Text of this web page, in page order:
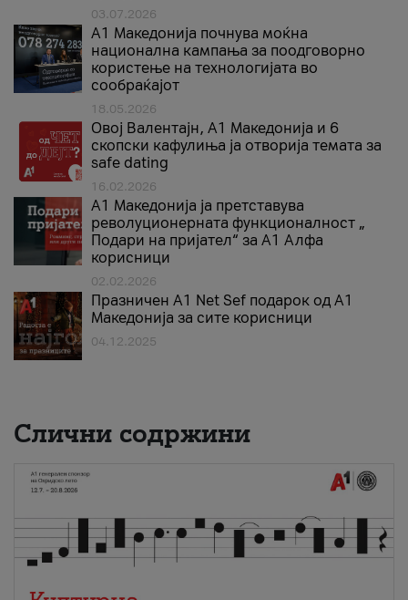
03.07.2026
A1 Македонија почнува моќна
национална кампања за поодговорно
користење на технологијата во
сообраќајот
18.05.2026
Овој Валентајн, A1 Македонија и 6
скопски кафулиња ја отворија темата за
safe dating
16.02.2026
А1 Македонија ја претставува
револуционерната функционалност „
Подари на пријател“ за А1 Алфа
корисници
02.02.2026
Празничен A1 Net Sеf подарок од А1
Македонија за сите корисници
04.12.2025
Слични содржини